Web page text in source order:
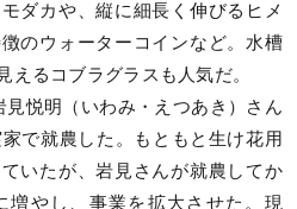
ダカや、縦に細長く伸びるヒメ
のウォーターコインなど。水槽
えるコブラグラスも人気だ。
悦明（いわみ・えつあき）さん
で就農した。もともと生け花用
いたが、岩見さんが就農してか
増やし、事業を拡大させた。現